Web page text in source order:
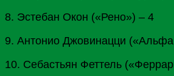
8. Эстебан Окон («Рено») – 4
9. Антонио Джовинацци
10. Себастьян Феттель